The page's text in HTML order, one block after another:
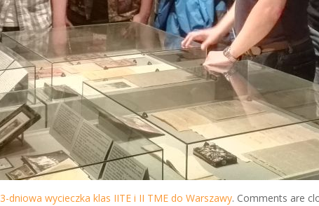
3-dniowa wycieczka klas IITE i II TME do Warszawy. Comments are